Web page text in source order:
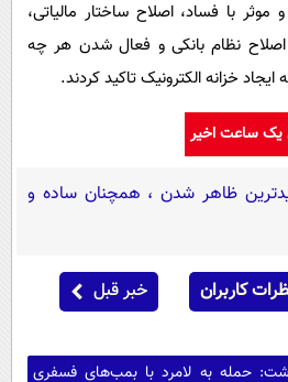
موثر با فساد، اصلاح ساختار مالیاتی،
اصلاح نظام بانکی و فعال شدن هر چه
خزانه الکترونیک تاکید کردند.
یک ساعت اخیر
ظاهر شدن ، همچنان ساده و
کاربران خبر قبل
حمله به لامرد با بمب‌های فسفری